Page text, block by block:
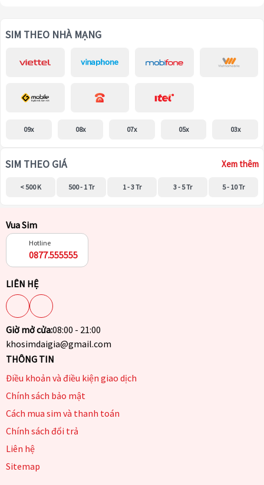
SIM THEO NHÀ MẠNG
09x 08x 07x 05x 03x
SIM THEO GIÁ Xem thêm
< 500 K 500 - 1 Tr 1 - 3 Tr 3 - 5 Tr 5 - 10 Tr
Vua Sim
Hotline
0877.555555
LIÊN HỆ
Giờ mở cửa:08:00 - 21:00
khosimdaigia@gmail.com
THÔNG TIN
Điều khoản và điều kiện giao dịch
Chính sách bảo mật
Cách mua sim và thanh toán
Chính sách đổi trả
Liên hệ
Sitemap